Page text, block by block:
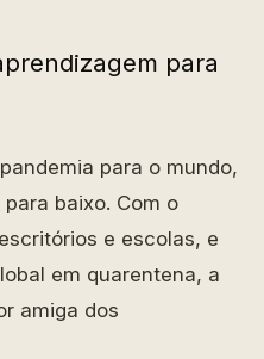
para
para o mundo,
baixo. Com o
e escolas, e
em quarentena, a
amiga dos